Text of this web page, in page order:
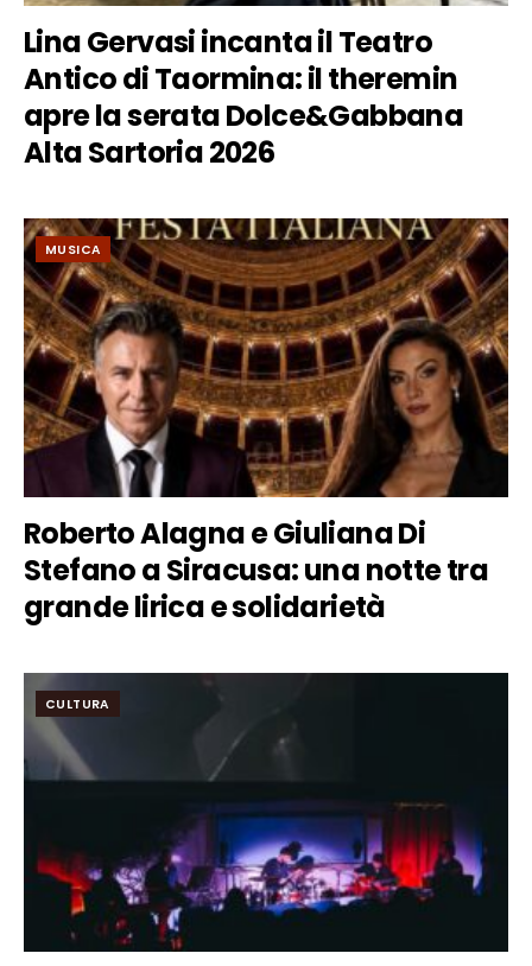
Lina Gervasi incanta il Teatro
Antico di Taormina: il theremin
apre la serata Dolce&Gabbana
Alta Sartoria 2026
MUSICA
Roberto Alagna e Giuliana Di
Stefano a Siracusa: una notte tra
grande lirica e solidarietà
CULTURA